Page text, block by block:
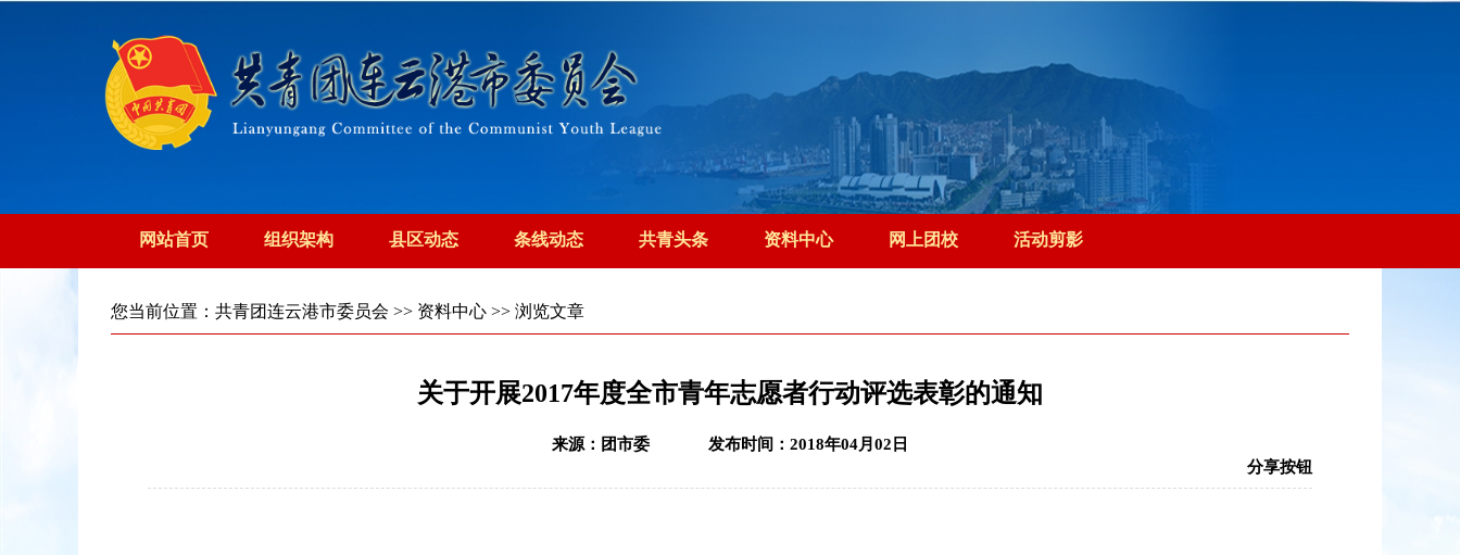
网站首页 组织架构 县区动态 条线动态 共青头条 资料中心 网上团校 活动剪影
您当前位置： 共青团连云港市委员会 >> 资料中心 >> 浏览文章
关于开展2017年度全市青年志愿者行动评选表彰的通知
来源：团市委
发布时间：2018年04月02日
分享按钮